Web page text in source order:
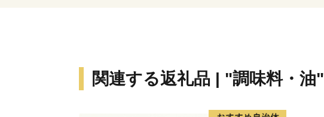
関連する返礼品 | "調味料・油"